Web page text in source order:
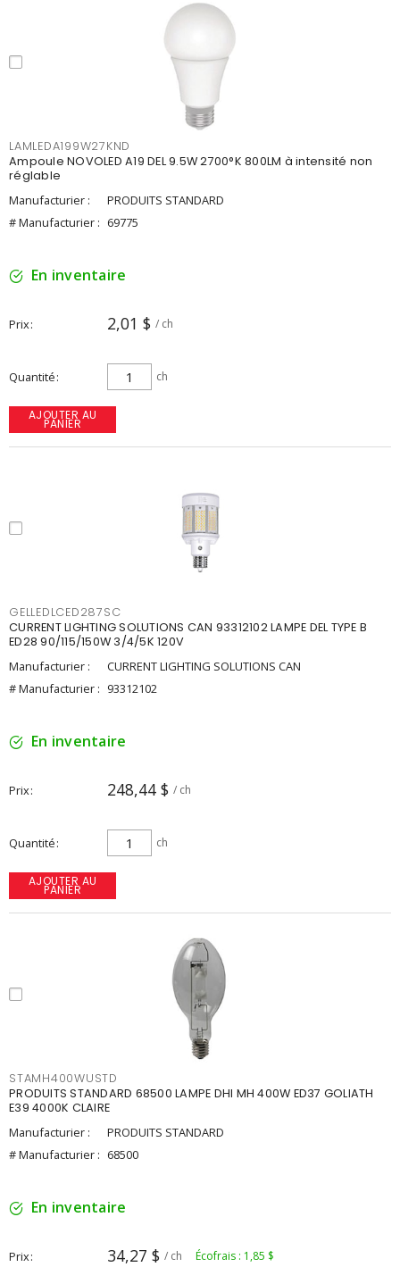
LAMLEDA199W27KND
Ampoule NOVOLED A19 DEL 9.5W 2700°K 800LM à intensité non
réglable
Manufacturier :
PRODUITS STANDARD
# Manufacturier : 69775
En inventaire
Prix 2,01 $ / ch
Quantité ch
AJOUTER AU
PANIER
GELLEDLCED287SC
CURRENT LIGHTING SOLUTIONS CAN 93312102 LAMPE DEL TYPE B
ED28 90/115/150W 3/4/5K 120V
Manufacturier :
CURRENT LIGHTING SOLUTIONS CAN
# Manufacturier : 93312102
En inventaire
Prix 248,44 $ / ch
Quantité ch
AJOUTER AU
PANIER
STAMH400WUSTD
PRODUITS STANDARD 68500 LAMPE DHI MH 400W ED37 GOLIATH
E39 4000K CLAIRE
Manufacturier :
PRODUITS STANDARD
# Manufacturier : 68500
En inventaire
Prix 34,27 $ / ch Écofrais : 1,85 $